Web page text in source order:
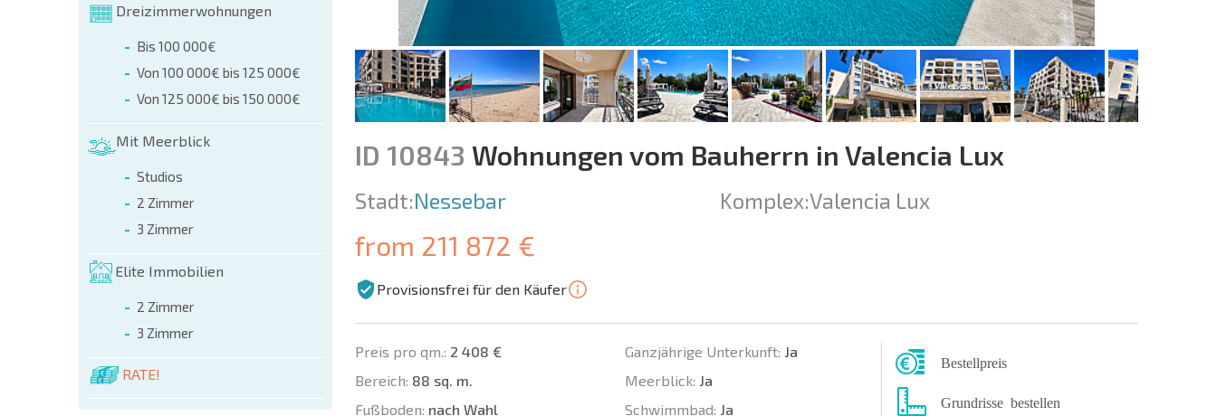
Dreizimmerwohnungen
Bis 100 000€
Von 100 000€ bis 125 000€
Von 125 000€ bis 150 000€
Mit Meerblick
Studios
2 Zimmer
3 Zimmer
Elite Immobilien
2 Zimmer
3 Zimmer
RATE!
ID 10843 Wohnungen vom Bauherrn in Valencia Lux
Stadt:Nessebar Komplex:Valencia Lux
from 211 872 €
Provisionsfrei für den Käufer
Preis pro qm.: 2 408 €
Bereich: 88 sq. m.
Fußboden: nach Wahl
Ganzjährige Unterkunft: Ja
Meerblick: Ja
Schwimmbad: Ja
Bestellpreis
Grundrisse bestellen